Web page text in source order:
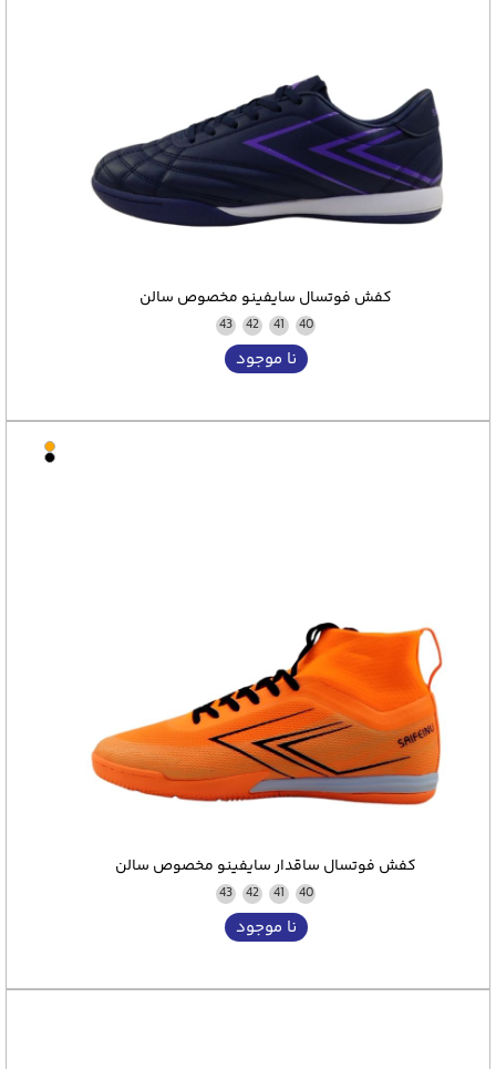
کفش فوتسال سایفینو مخصوص سالن
40
41
42
43
نا موجود
کفش فوتسال ساقدار سایفینو مخصوص سالن
40
41
42
43
نا موجود